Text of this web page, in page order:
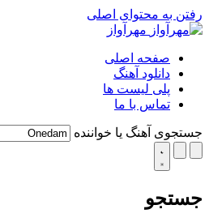
رفتن به محتوای اصلی
مهرآواز
صفحه اصلی
دانلود آهنگ
پلی لیست ها
تماس با ما
جستجوی آهنگ یا خواننده
جستجو